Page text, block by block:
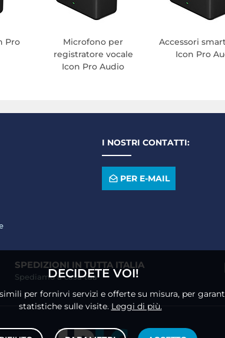
Pro
Microfono per
registratore vocale
Icon Pro Audio
Accessori
Icon Pro
I NOSTRI CONTATTI:
PER E-MAIL
SPEDIZIONI IN TUTTA ITALIA
Spediamo a casa tua
DECIDETE VOI!
per fornirvi servizi e offerte su misura, per
statistiche sulle visite. Leggi di più.